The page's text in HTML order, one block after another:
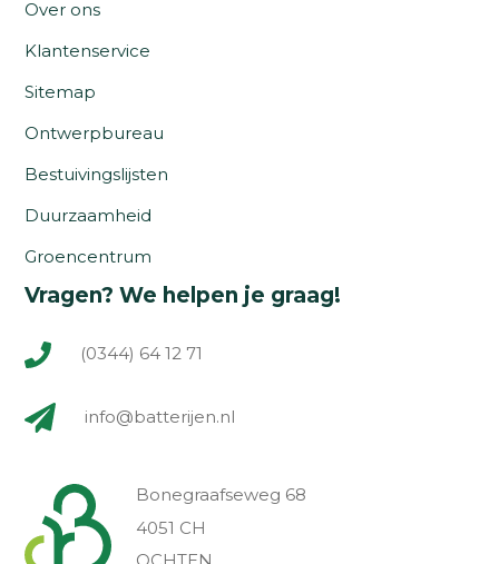
Over ons
Klantenservice
Sitemap
Ontwerpbureau
Bestuivingslijsten
Duurzaamheid
Groencentrum
Vragen? We helpen je graag!
(0344) 64 12 71
info@batterijen.nl
Bonegraafseweg 68
4051 CH